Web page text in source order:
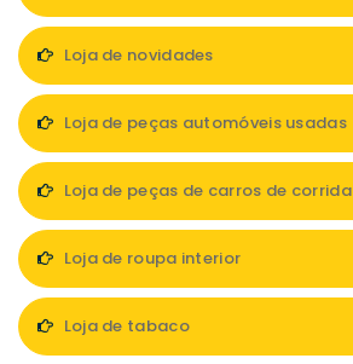
Loja de novidades
Loja de peças automóveis usadas
Loja de peças de carros de corrida
Loja de roupa interior
Loja de tabaco